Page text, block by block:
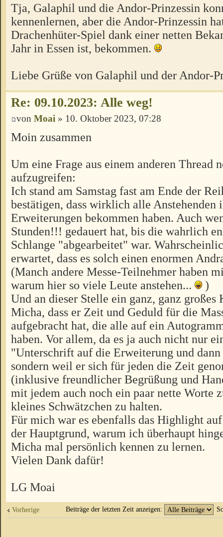
Tja, Galaphil und die Andor-Prinzessin
kennenlernen, aber die Andor-Prinzessin
Drachenhüter-Spiel dank einer netten
Jahr in Essen ist, bekommen.
Liebe Grüße von Galaphil und der Andor-
Re: 09.10.2023: Alle weg!
von Moai » 10. Oktober 2023, 07:28
Moin zusammen
Um eine Frage aus einem anderen Thread
aufzugreifen:
Ich stand am Samstag fast am Ende der
bestätigen, dass wirklich alle
Erweiterungen bekommen haben. Auch
Stunden!!! gedauert hat, bis die wahrlich
Schlange "abgearbeitet" war.
erwartet, dass es solch einen enormen
(Manch andere Messe-Teilnehmer haben
warum hier so viele Leute anstehen...
)
Und an dieser Stelle ein ganz, ganz
Micha, dass er Zeit und Geduld für die
aufgebracht hat, die alle auf ein
haben. Vor allem, da es ja auch nicht nur
"Unterschrift auf die Erweiterung und dann
sondern weil er sich für jeden die Zeit
(inklusive freundlicher Begrüßung und
mit jedem auch noch ein paar nette Worte
kleines Schwätzchen zu halten.
Für mich war es ebenfalls das Highlight
der Hauptgrund, warum ich überhaupt
Micha mal persönlich kennen zu lernen.
Vielen Dank dafür!
LG Moai
Vorherige Beiträge der letzten Zeit anzeigen: